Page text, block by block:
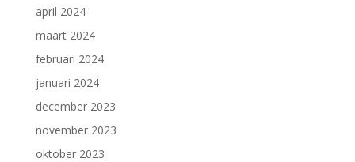
april 2024
maart 2024
februari 2024
januari 2024
december 2023
november 2023
oktober 2023